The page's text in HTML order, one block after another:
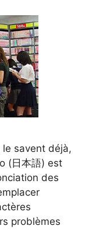
savent déjà,
(日本語) est
des
problèmes